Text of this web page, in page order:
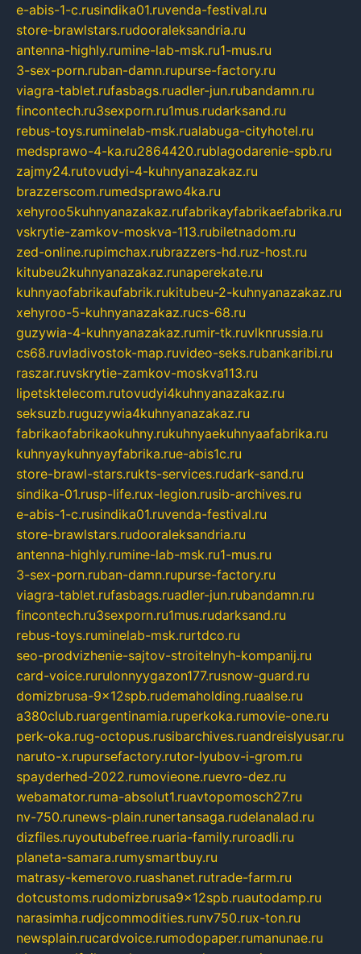
e-abis-1-c.rusindika01.ruvenda-festival.ru
store-brawlstars.rudooraleksandria.ru
antenna-highly.rumine-lab-msk.ru1-mus.ru
3-sex-porn.ruban-damn.rupurse-factory.ru
viagra-tablet.rufasbags.ruadler-jun.rubandamn.ru
fincontech.ru3sexporn.ru1mus.rudarksand.ru
rebus-toys.ruminelab-msk.rualabuga-cityhotel.ru
medsprawo-4-ka.ru2864420.rublagodarenie-spb.ru
zajmy24.rutovudyi-4-kuhnyanazakaz.ru
brazzerscom.rumedsprawo4ka.ru
xehyroo5kuhnyanazakaz.rufabrikayfabrikaefabrika.ru
vskrytie-zamkov-moskva-113.rubiletnadom.ru
zed-online.rupimchax.rubrazzers-hd.ruz-host.ru
kitubeu2kuhnyanazakaz.runaperekate.ru
kuhnyaofabrikaufabrik.rukitubeu-2-kuhnyanazakaz.ru
xehyroo-5-kuhnyanazakaz.rucs-68.ru
guzywia-4-kuhnyanazakaz.rumir-tk.ruvlknrussia.ru
cs68.ruvladivostok-map.ruvideo-seks.rubankaribi.ru
raszar.ruvskrytie-zamkov-moskva113.ru
lipetsktelecom.rutovudyi4kuhnyanazakaz.ru
seksuzb.ruguzywia4kuhnyanazakaz.ru
fabrikaofabrikaokuhny.rukuhnyaekuhnyaafabrika.ru
kuhnyaykuhnyayfabrika.rue-abis1c.ru
store-brawl-stars.rukts-services.rudark-sand.ru
sindika-01.rusp-life.rux-legion.rusib-archives.ru
e-abis-1-c.rusindika01.ruvenda-festival.ru
store-brawlstars.rudooraleksandria.ru
antenna-highly.rumine-lab-msk.ru1-mus.ru
3-sex-porn.ruban-damn.rupurse-factory.ru
viagra-tablet.rufasbags.ruadler-jun.rubandamn.ru
fincontech.ru3sexporn.ru1mus.rudarksand.ru
rebus-toys.ruminelab-msk.rurtdco.ru
seo-prodvizhenie-sajtov-stroitelnyh-kompanij.ru
card-voice.rurulonnyygazon177.rusnow-guard.ru
domizbrusa-9x12spb.rudemaholding.ruaalse.ru
a380club.ruargentinamia.ruperkoka.rumovie-one.ru
perk-oka.rug-octopus.rusibarchives.ruandreislyusar.ru
naruto-x.rupursefactory.rutor-lyubov-i-grom.ru
spayderhed-2022.rumovieone.ruevro-dez.ru
webamator.ruma-absolut1.ruavtopomosch27.ru
nv-750.runews-plain.runertansaga.rudelanalad.ru
dizfiles.ruyoutubefree.ruaria-family.ruroadli.ru
planeta-samara.rumysmartbuy.ru
matrasy-kemerovo.ruashanet.rutrade-farm.ru
dotcustoms.rudomizbrusa9x12spb.ruautodamp.ru
narasimha.rudjcommodities.runv750.rux-ton.ru
newsplain.rucardvoice.rumodopaper.rumanunae.ru